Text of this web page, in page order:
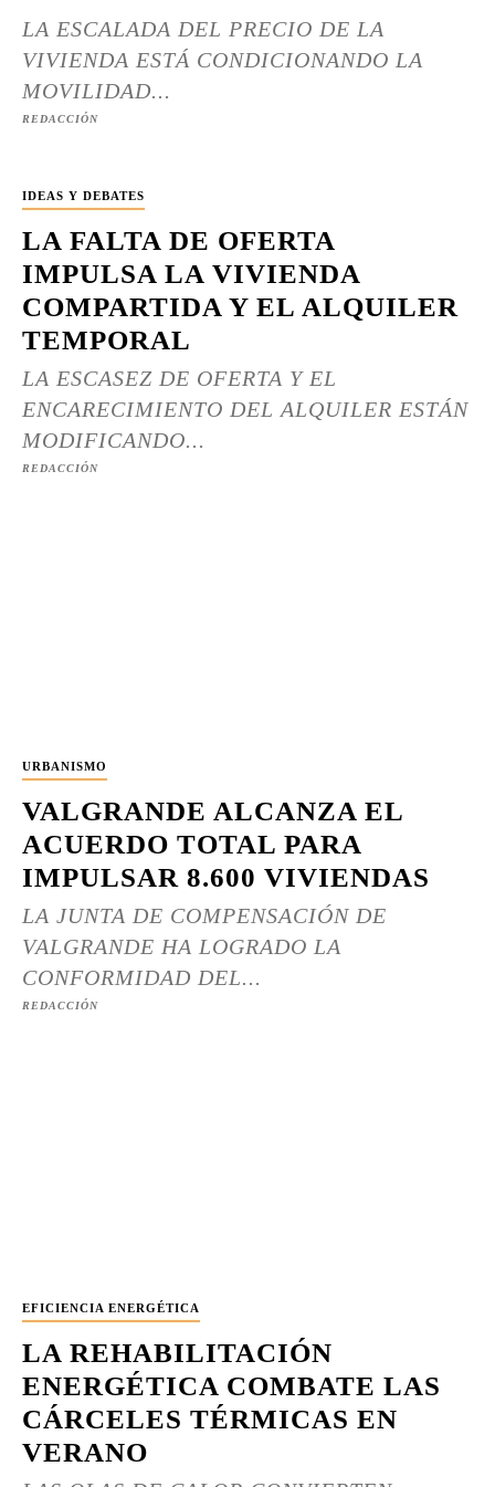
LA ESCALADA DEL PRECIO DE LA
VIVIENDA ESTÁ CONDICIONANDO LA
MOVILIDAD...
REDACCIÓN
IDEAS Y DEBATES
LA FALTA DE OFERTA
IMPULSA LA VIVIENDA
COMPARTIDA Y EL ALQUILER
TEMPORAL
LA ESCASEZ DE OFERTA Y EL
ENCARECIMIENTO DEL ALQUILER ESTÁN
MODIFICANDO...
REDACCIÓN
URBANISMO
VALGRANDE ALCANZA EL
ACUERDO TOTAL PARA
IMPULSAR 8.600 VIVIENDAS
LA JUNTA DE COMPENSACIÓN DE
VALGRANDE HA LOGRADO LA
CONFORMIDAD DEL...
REDACCIÓN
EFICIENCIA ENERGÉTICA
LA REHABILITACIÓN
ENERGÉTICA COMBATE LAS
CÁRCELES TÉRMICAS EN
VERANO